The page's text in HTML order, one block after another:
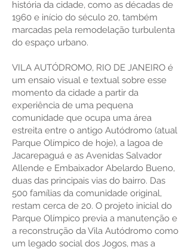
história da cidade, como as décadas de
1960 e início do século 20, também
marcadas pela remodelação turbulenta
do espaço urbano.
VILA AUTÓDROMO, RIO DE JANEIRO é
um ensaio visual e textual sobre esse
momento da cidade a partir da
experiência de uma pequena
comunidade que ocupa uma área
estreita entre o antigo Autódromo (atual
Parque Olímpico de hoje), a lagoa de
Jacarepaguá e as Avenidas Salvador
Allende e Embaixador Abelardo Bueno,
duas das principais vias do bairro. Das
500 famílias da comunidade original,
restam cerca de 20. O projeto inicial do
Parque Olímpico previa a manutenção e
a reconstrução da Vila Autódromo como
um legado social dos Jogos, mas a